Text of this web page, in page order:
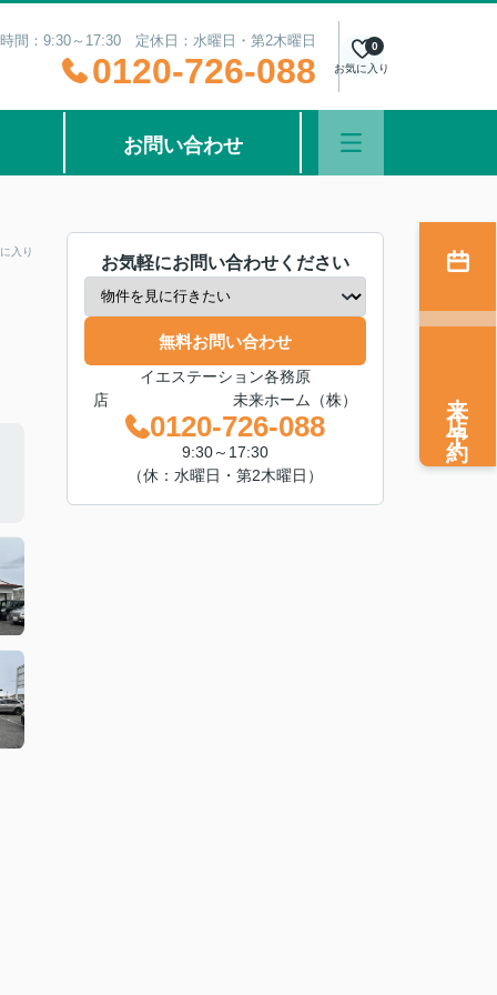
間：9:30～17:30 定休日：水曜日・第2木曜日
0120-726-088 お気に入り
0
お問い合わせ
入り
お気軽にお問い合わせください
無料お問い合わせ
イエステーション各務原
店 未来ホーム（株）
0120-726-088
9:30～17:30
（休：水曜日・第2木曜日）
来店予約